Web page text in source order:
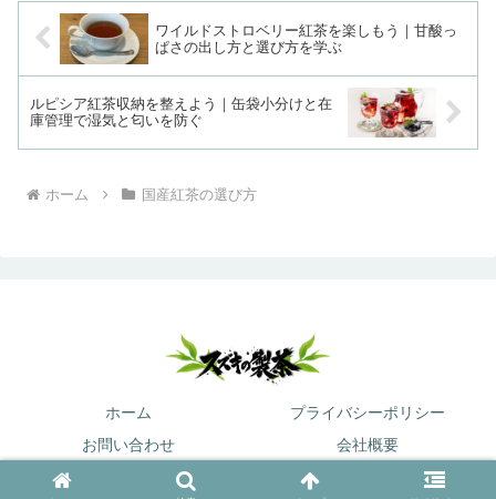
ワイルドストロベリー紅茶を楽しもう｜甘酸っ
ぱさの出し方と選び方を学ぶ
ルピシア紅茶収納を整えよう｜缶袋小分けと在
庫管理で湿気と匂いを防ぐ
ホーム 国産紅茶の選び方
ホーム
プライバシーポリシー
お問い合わせ
会社概要
© 2025 スズキの製茶.